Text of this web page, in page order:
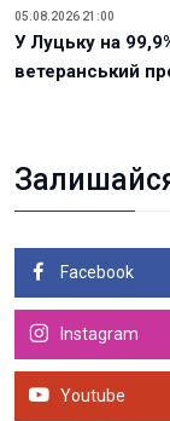
05.08.2026 21:00
У Луцьку на
ветеранський
Facebook
Instagram
Youtube